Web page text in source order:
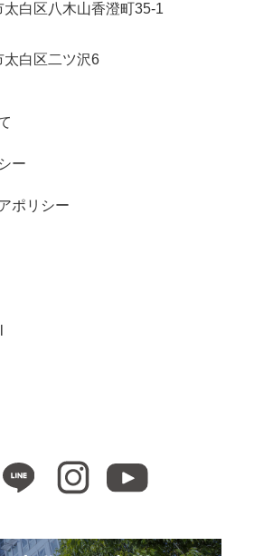
白区八木山香澄町35-1
太白区二ツ沢6
ー
ポリシー